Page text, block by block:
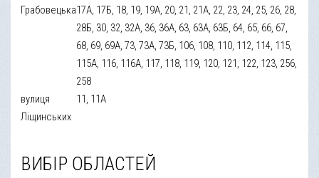
Грабовецька17А, 17Б, 18, 19, 19А, 20, 21, 21А, 22, 23, 24, 25, 26, 28,
28Б, 30, 32, 32А, 36, 36А, 63, 63А, 63Б, 64, 65, 66, 67,
68, 69, 69А, 73, 73А, 73Б, 106, 108, 110, 112, 114, 115,
115А, 116, 116А, 117, 118, 119, 120, 121, 122, 123, 256,
258
вулиця
Ліщинських
11, 11А
ВИБІР ОБЛАСТЕЙ